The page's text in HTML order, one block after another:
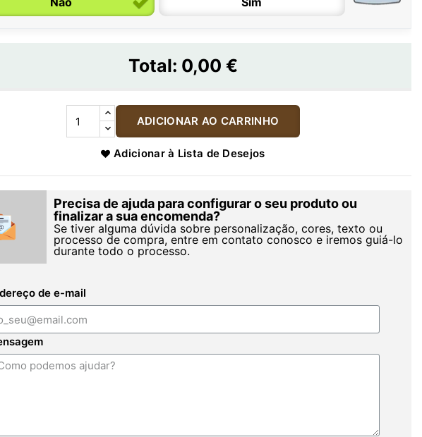
Total: 0,00 €
ADICIONAR AO CARRINHO
Adicionar à Lista de Desejos
Precisa de ajuda para configurar o seu produto ou
finalizar a sua encomenda?
Se tiver alguma dúvida sobre personalização, cores, texto ou
processo de compra, entre em contato conosco e iremos guiá-lo
durante todo o processo.
de e-mail